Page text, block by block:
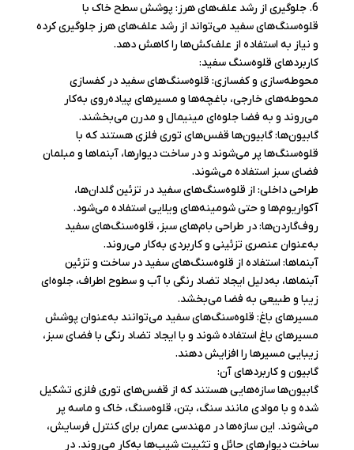
6. جلوگیری از رشد علف‌های هرز: پوشش سطح خاک با
قلوه‌سنگ‌های سفید می‌تواند از رشد علف‌های هرز جلوگیری کرده
و نیاز به استفاده از علف‌کش‌ها را کاهش دهد.
کاربردهای قلوه‌سنگ سفید:
محوطه‌سازی و کفسازی: قلوه‌سنگ‌های سفید در کفسازی
محوطه‌های خارجی، باغچه‌ها و مسیرهای پیاده‌روی به‌کار
می‌روند و به فضا جلوه‌ای مینیمال و مدرن می‌بخشند.
گابیون‌ها: گابیون‌ها قفس‌های توری فلزی هستند که با
قلوه‌سنگ‌ها پر می‌شوند و در ساخت دیوارها، آبنماها و مبلمان
فضای سبز استفاده می‌شوند.
طراحی داخلی: از قلوه‌سنگ‌های سفید در تزئین گلدان‌ها،
آکواریوم‌ها و حتی شومینه‌های ویلایی استفاده می‌شود.
روف‌گاردن‌ها: در طراحی بام‌های سبز، قلوه‌سنگ‌های سفید
به‌عنوان عنصری تزئینی و کاربردی به‌کار می‌روند.
آبنماها: استفاده از قلوه‌سنگ‌های سفید در ساخت و تزئین
آبنماها، به‌دلیل ایجاد تضاد رنگی با آب و سطوح اطراف، جلوه‌ای
زیبا و طبیعی به فضا می‌بخشد.
مسیرهای باغ: قلوه‌سنگ‌های سفید می‌توانند به‌عنوان پوشش
مسیرهای باغ استفاده شوند و با ایجاد تضاد رنگی با فضای سبز،
زیبایی مسیرها را افزایش دهند.
گابیون و کاربردهای آن:
گابیون‌ها سازه‌هایی هستند که از قفس‌های توری فلزی تشکیل
شده و با موادی مانند سنگ، بتن، قلوه‌سنگ، خاک و ماسه پر
می‌شوند. این سازه‌ها در مهندسی عمران برای کنترل فرسایش،
ساخت دیوارهای حائل و تثبیت شیب‌ها به‌کار می‌روند. در